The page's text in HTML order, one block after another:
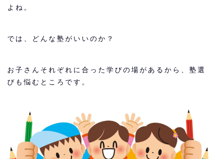
よね。
では、どんな塾がいいのか？
お子さんそれぞれに合った学びの場があるから、塾選
びも悩むところです。